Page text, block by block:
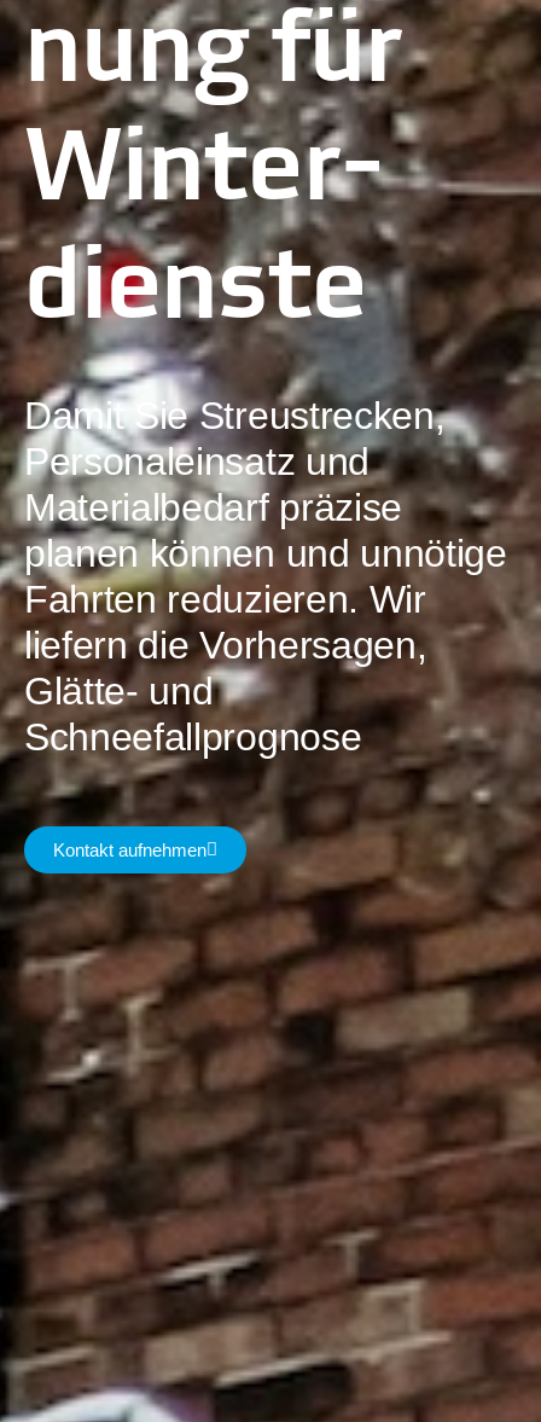
nung für
Winter­
dienste
Damit Sie Streustrecken,
Personaleinsatz und
Materialbedarf präzise
planen können und unnötige
Fahrten reduzieren. Wir
liefern die Vorhersagen,
Glätte- und
Schneefallprognose
Kontakt aufnehmen